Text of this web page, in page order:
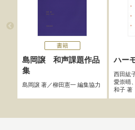
書籍
島岡譲 和声課題作品
集
島岡譲著／柳田憲一編集協力
ハー
西田紘
愛崇晴、
和子著